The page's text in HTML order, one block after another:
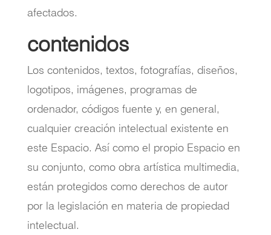
afectados.
contenidos
Los contenidos, textos, fotografías, diseños,
logotipos, imágenes, programas de
ordenador, códigos fuente y, en general,
cualquier creación intelectual existente en
este Espacio. Así como el propio Espacio en
su conjunto, como obra artística multimedia,
están protegidos como derechos de autor
por la legislación en materia de propiedad
intelectual.